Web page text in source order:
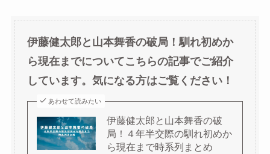
伊藤健太郎と山本舞香の破局！馴れ初めか
ら現在までについてこちらの記事でご紹介
しています。気になる方はご覧ください！
あわせて読みたい
伊藤健太郎と山本舞香の破
局！４年半交際の馴れ初めか
ら現在まで時系列まとめ